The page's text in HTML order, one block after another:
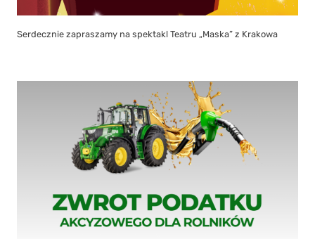
Serdecznie zapraszamy na spektakl Teatru „Maska” z Krakowa